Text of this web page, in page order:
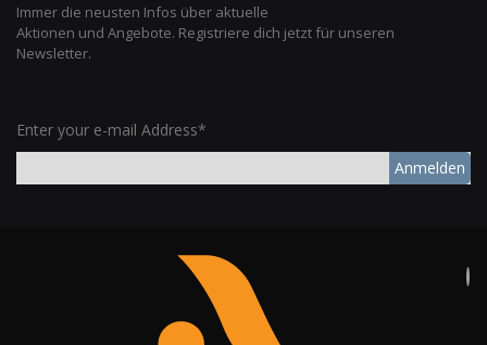
Immer die neusten Infos über aktuelle
Aktionen und Angebote. Registriere dich jetzt für unseren
Newsletter.
Enter your e-mail Address*
Anmelden